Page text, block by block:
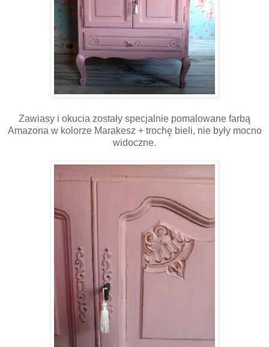
Zawiasy i okucia zostały specjalnie pomalowane farbą
Amazona w kolorze Marakesz + trochę bieli, nie były mocno
widoczne.